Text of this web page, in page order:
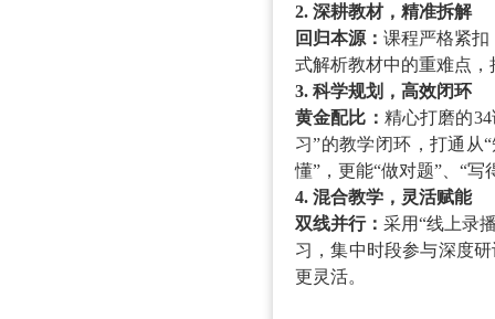
2. 深耕教材，精准拆解
回归本源： 课程严格紧扣
式解析教材中的重难点
3. 科学规划，高效闭环
黄金配比： 精心打磨的34
习”的教学闭环 ，打通从
懂”，更能“做对题”、“写
4. 混合教学，灵活赋能
双线并行：采用“线上录
习，集中时段参与深度
更灵活。